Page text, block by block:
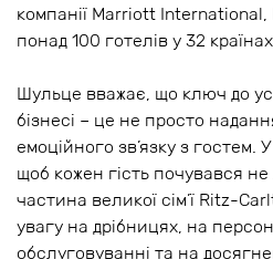
компанії Marriott
понад 100 готелів у 32
Шульце вважає, що ключ до
бізнесі – це не просто
емоційного зв’язку з гостем.
щоб кожен гість почувався
частина великої сім’ї Ritz-
увагу на дрібницях, на
обслуговуванні та на